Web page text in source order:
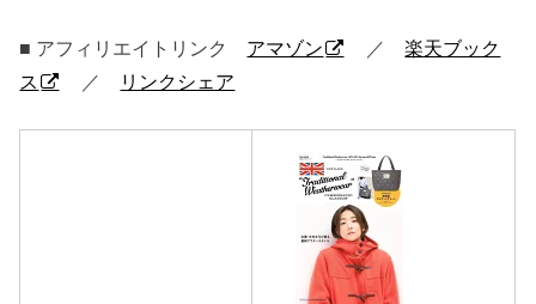
■ アフィリエイトリンク アマゾン ／楽天ブック
ス
／ リンクシェア